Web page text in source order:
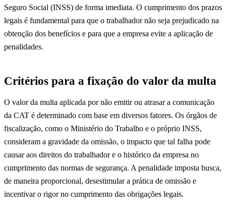
Seguro Social (INSS) de forma imediata. O cumprimento dos prazos
legais é fundamental para que o trabalhador não seja prejudicado na
obtenção dos benefícios e para que a empresa evite a aplicação de
penalidades.
Critérios para a fixação do valor da multa
O valor da multa aplicada por não emitir ou atrasar a comunicação
da CAT é determinado com base em diversos fatores. Os órgãos de
fiscalização, como o Ministério do Trabalho e o próprio INSS,
consideram a gravidade da omissão, o impacto que tal falha pode
causar aos direitos do trabalhador e o histórico da empresa no
cumprimento das normas de segurança. A penalidade imposta busca,
de maneira proporcional, desestimular a prática de omissão e
incentivar o rigor no cumprimento das obrigações legais.